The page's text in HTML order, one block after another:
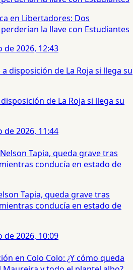
en Libertadores: Dos
la llave con Estudiantes
de 2026, 12:43
de La Roja si llega su
de 2026, 11:44
Tapia, queda grave tras
conducía en estado de
de 2026, 10:09